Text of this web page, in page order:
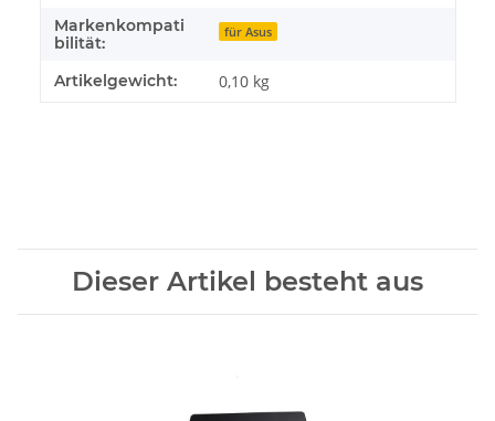
Markenkompati
bilität:
für Asus
Artikelgewicht: 0,10 kg
Dieser Artikel besteht aus